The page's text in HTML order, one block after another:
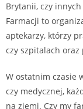
Brytanii, czy
Farmacji to
aptekarzy, którzy
czy szpitalach oraz
W ostatnim czasie
czy medycznej,
na ziemi. Czy my